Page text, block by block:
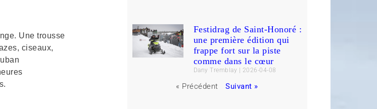
Une trousse
ciseaux,
Festidrag de Saint-Honoré :
une première édition qui
frappe fort sur la piste
comme dans le cœur
Dany Tremblay 2026-04-08
« Précédent Suivant »